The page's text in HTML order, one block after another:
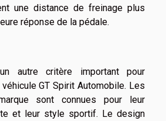
une distance de freinage plus
réponse de la pédale.
autre critère important pour
GT Spirit Automobile. Les
sont connues pour leur
et leur style sportif. Le design